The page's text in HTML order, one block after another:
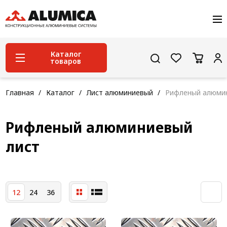
О компании
Услуги
Сервис и поддержка
Проекты
Контакты
Каталог
товаров
Система конструкционного алюминиевого
профиля
Модульная трубная система
Лестничная система
Система линейного перемещения NEW!
Главная Каталог Лист алюминиевый Рифленый
Рифленый алюминиевый
лист
12 24 36